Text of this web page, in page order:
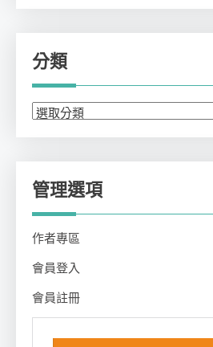
分類
分
管理選項
作者專區
會員登入
會員註冊